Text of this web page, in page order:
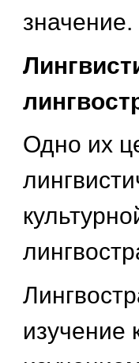
значение.
Одно их
изучение